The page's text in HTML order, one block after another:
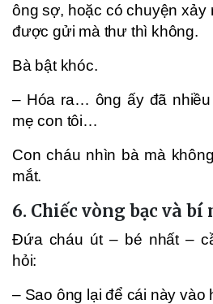
ông sợ, hoặc có chuyện xảy
được gửi mà thư thì không.
Bà bật khóc.
– Hóa ra… ông ấy đã
mẹ con tôi…
Con cháu nhìn bà mà
mắt.
6. Chiếc vòng bạc và
Đứa cháu út – bé nhất –
hỏi:
– Sao ông lại để cái này vào